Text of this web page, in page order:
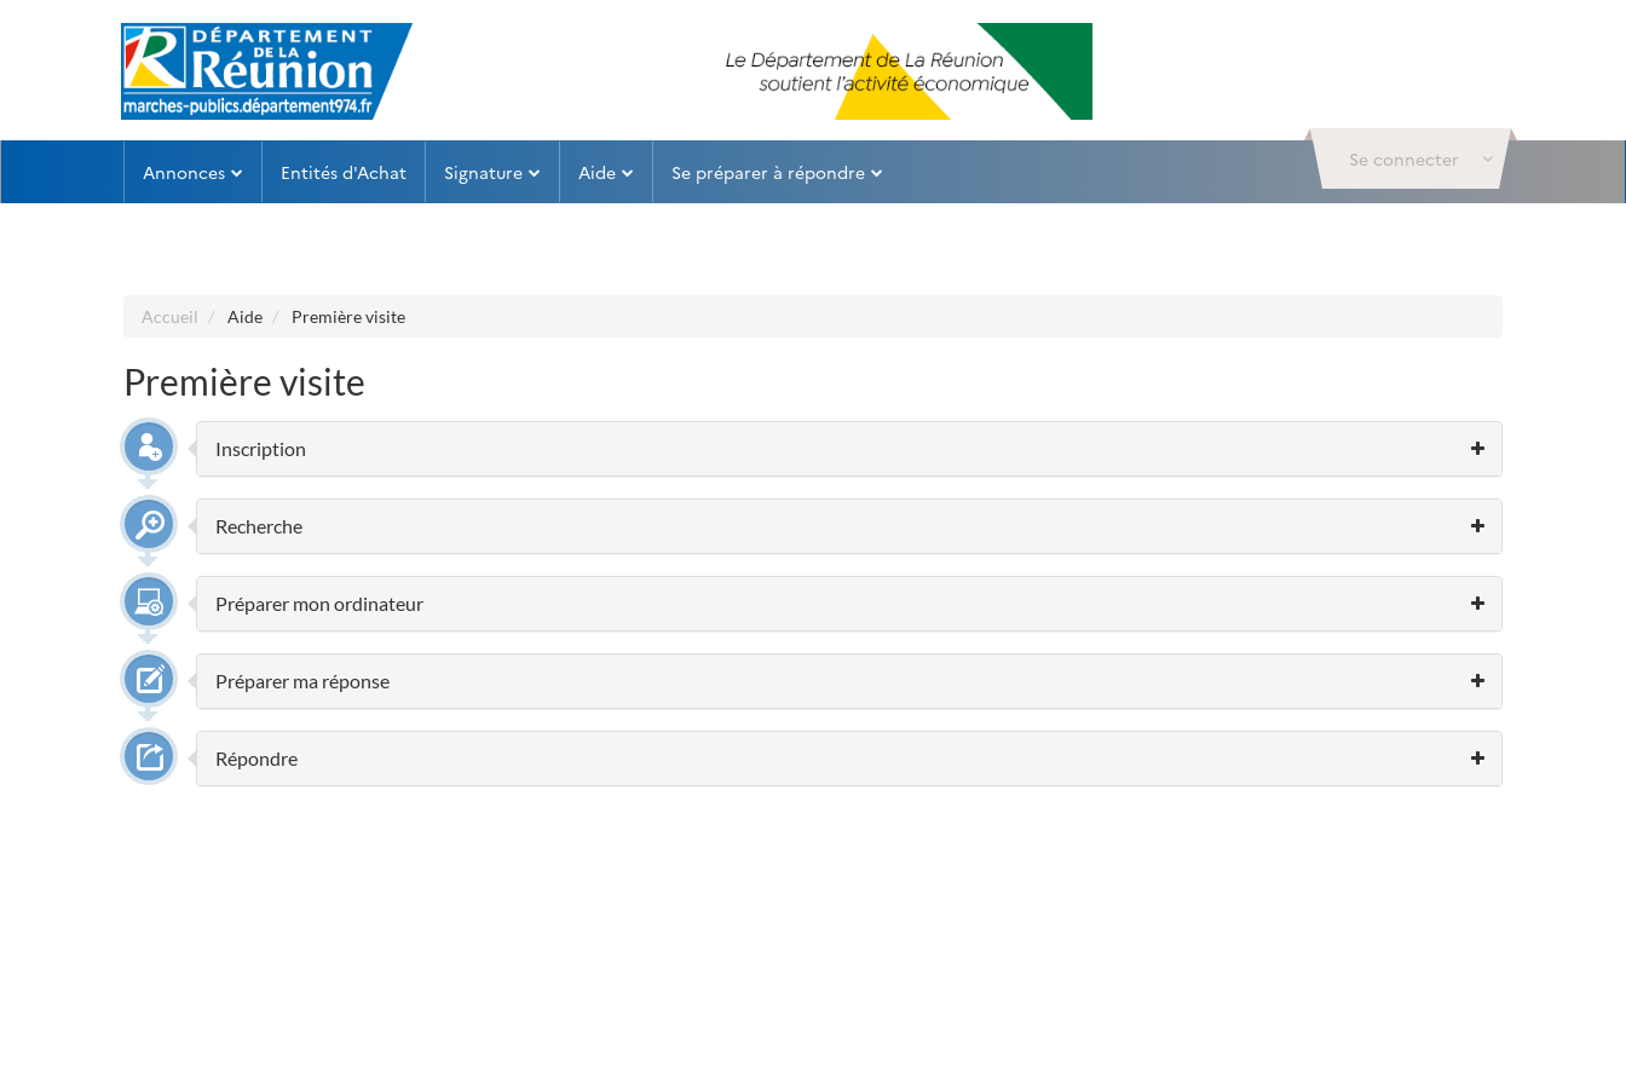
Se connecter
Annonces Entités d'Achat Signature Aide Se préparer à répondre
Accueil Aide Première visite
Première visite
Inscription
Recherche
Préparer mon ordinateur
Préparer ma réponse
Répondre